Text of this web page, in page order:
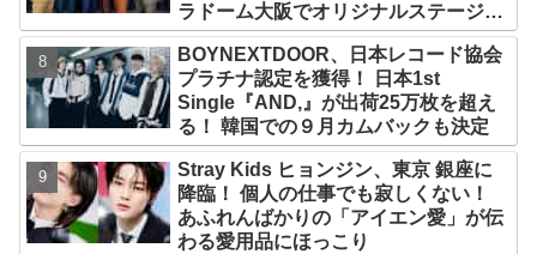
ラドーム大阪でオリジナルステージパ
フォーマンス披露！ 卒業パーティーを
コンセプトにスーツで魅了【動画あ
り】
BOYNEXTDOOR、日本レコード協会
プラチナ認定を獲得！ 日本1st
Single『AND,』が出荷25万枚を超え
る！ 韓国での９月カムバックも決定
Stray Kids ヒョンジン、東京 銀座に
降臨！ 個人の仕事でも寂しくない！
あふれんばかりの「アイエン愛」が伝
わる愛用品にほっこり